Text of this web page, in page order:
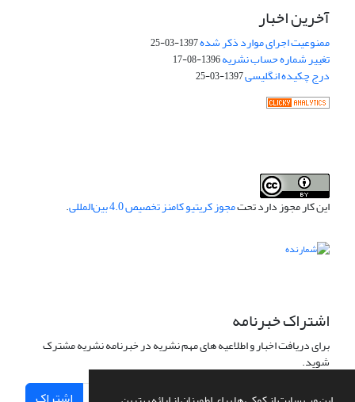
آخرین اخبار
ممنوعیت اجرای موارد ذکر شده1397-03-25
تغییر شماره حساب نشریه1396-08-17
درج چکیده انگلیسی1397-03-25
این کار مجوز دارد تحتمجوز کریتیو کامنز تخصیص 4.0 بین‌المللی .
اشتراک خبرنامه
برای دریافت اخبار و اطلاعیه های مهم نشریه در خبرنامه نشریه مشترک
شوید.